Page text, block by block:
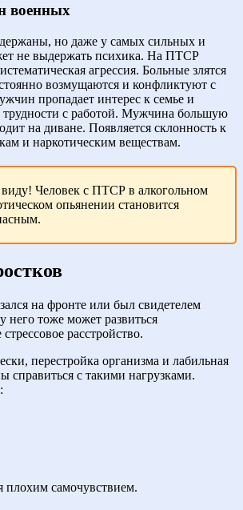
военных
но даже у самых сильных и
не выдержать психика. На ПТСР
агрессия. Больные злятся
возмущаются и конфликтуют с
пропадает интерес к семье и
трудности с работой. Мужчина большую
на диване. Появляется склонность к
и наркотическим веществам.
Человек с ПТСР в алкогольном
опьянении становится
на фронте или был свидетелем
него тоже может развиться
расстройство.
перестройка организма и лабильная
справиться с такими нагрузками.
плохим самочувствием.